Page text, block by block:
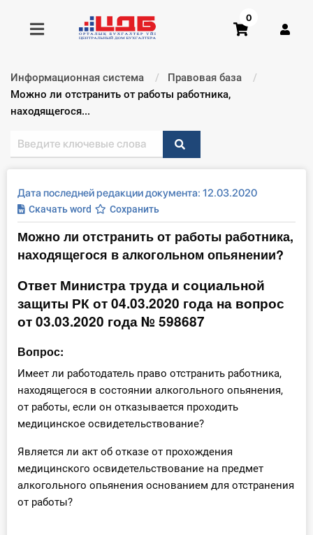
Получить консультацию
Главная ИС
Формы
Консультации
Библиотека бухгалтера
Вебинары
Справочник бухгалтера
Практика ИП
Кадры. Труд. Зарплата.
0
Информационная система
Правовая база
Текущий:
Можно ли отстранить от работы работника,
находящегося...
Дата последней редакции документа: 12.03.2020
Скачать word Сохранить
Можно ли отстранить от работы работника,
находящегося в алкогольном опьянении?
Ответ Министра труда и социальной
защиты РК от 04.03.2020 года на вопрос
от 03.03.2020 года № 598687
Вопрос:
Имеет ли работодатель право отстранить работника,
находящегося в состоянии алкогольного опьянения,
от работы, если он отказывается проходить
медицинское освидетельствование?
Является ли акт об отказе от прохождения
медицинского освидетельствование на предмет
алкогольного опьянения основанием для отстранения
от работы?